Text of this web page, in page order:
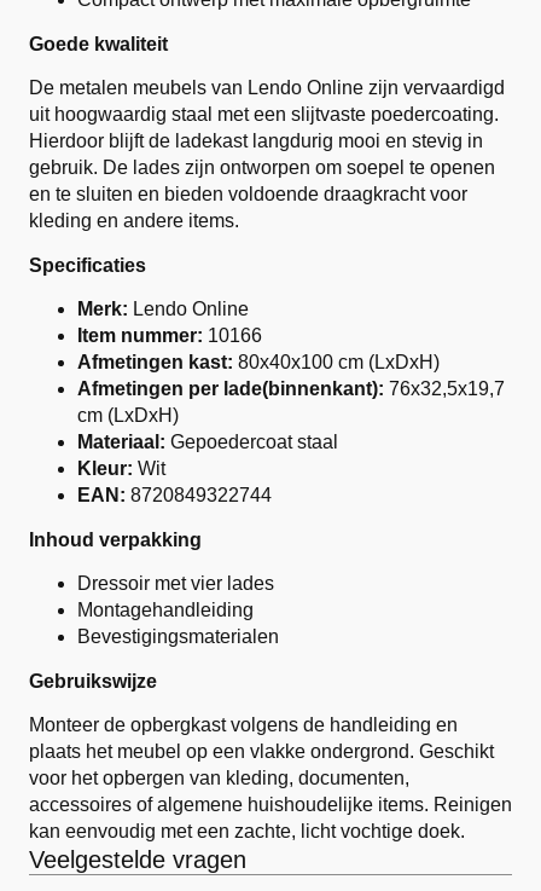
Goede kwaliteit
De metalen meubels van Lendo Online zijn vervaardigd
uit hoogwaardig staal met een slijtvaste poedercoating.
Hierdoor blijft de ladekast langdurig mooi en stevig in
gebruik. De lades zijn ontworpen om soepel te openen
en te sluiten en bieden voldoende draagkracht voor
kleding en andere items.
Specificaties
Merk: Lendo Online
Item nummer: 10166
Afmetingen kast: 80x40x100 cm (LxDxH)
Afmetingen per lade(binnenkant): 76x32,5x19,7
cm (LxDxH)
Materiaal: Gepoedercoat staal
Kleur: Wit
EAN: 8720849322744
Inhoud verpakking
Dressoir met vier lades
Montagehandleiding
Bevestigingsmaterialen
Gebruikswijze
Monteer de opbergkast volgens de handleiding en
plaats het meubel op een vlakke ondergrond. Geschikt
voor het opbergen van kleding, documenten,
accessoires of algemene huishoudelijke items. Reinigen
kan eenvoudig met een zachte, licht vochtige doek.
Veelgestelde vragen